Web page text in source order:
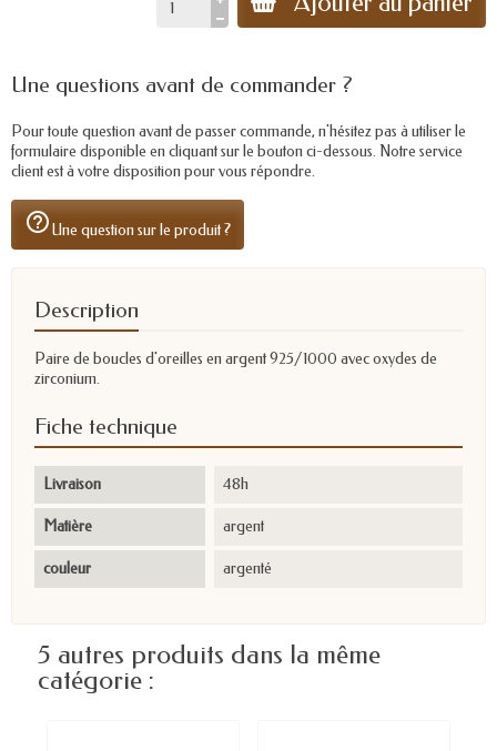
Une questions avant de commander ?
Pour toute question avant de passer commande, n'hésitez pas à utiliser le
formulaire disponible en cliquant sur le bouton ci-dessous. Notre service
client est à votre disposition pour vous répondre.
help_outlineUne question sur le produit ?
Description
Paire de boucles d'oreilles en argent 925/1000 avec oxydes de
zirconium.
Fiche technique
Livraison 48h
Matière argent
couleur argenté
5 autres produits dans la même
catégorie :